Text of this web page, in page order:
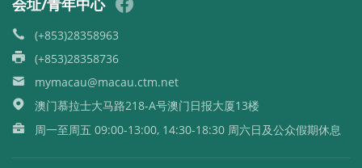
(+853)28358963
(+853)28358736
mymacau@macau.ctm.net
澳门慕拉士大马路218-A号澳门日报大厦13楼
周一至周五 09:00-13:00, 14:30-18:30 周六日及公众假期休息